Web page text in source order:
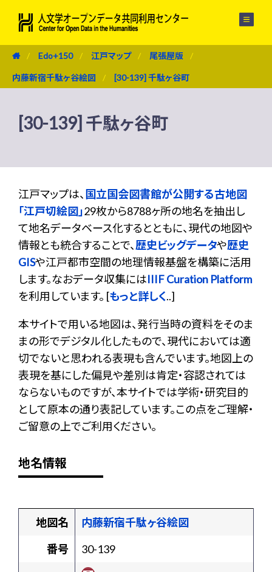
Edo+150 江戸マップ 尾張屋版
内藤新宿千駄ヶ谷絵図 [30-139] 千駄ヶ谷町
[30-139] 千駄ヶ谷町
江戸マップは、 国立国会図書館が公開する古地図
「江戸切絵図」29枚から8788ヶ所の地名を抽出し
て地名データベース化するとともに、現代の地図や
情報とも統合することで、歴史ビッグデータや歴史
GISや江戸都市空間の地理情報基盤を構築に活用
します。なおデータ収集にはIIIF Curation Platform
を利用しています。 [もっと詳しく..]
本サイトで用いる地図は、発行当時の資料をそのま
まの形でデジタル化したもので、現代においては適
切でないと思われる表現も含んでいます。地図上の
表現を基にした偏見や差別は肯定・容認されては
ならないものですが、本サイトでは学術・研究目的
として原本の通り表記しています。この点をご理解・
ご留意の上でご利用ください。
地名情報
地図名
内藤新宿千駄ヶ谷絵図
番号
30-139